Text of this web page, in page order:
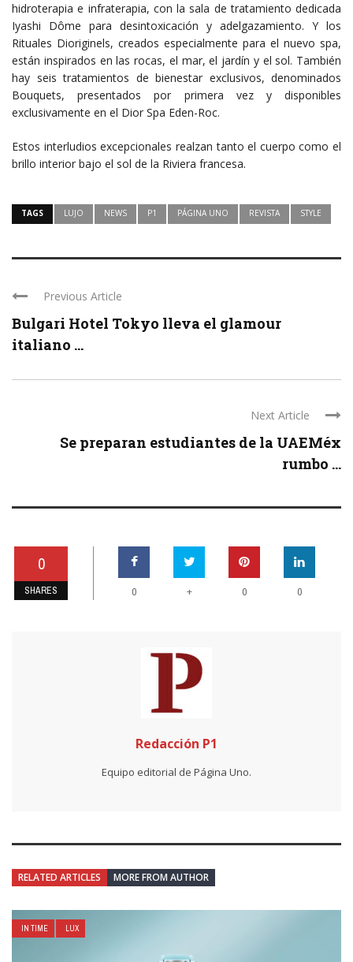
hidroterapia e infraterapia, con la sala de tratamiento dedicada
Iyashi Dôme para desintoxicación y adelgazamiento. Y los
Rituales Dioriginels, creados especialmente para el nuevo spa,
están inspirados en las rocas, el mar, el jardín y el sol. También
hay seis tratamientos de bienestar exclusivos, denominados
Bouquets, presentados por primera vez y disponibles
exclusivamente en el Dior Spa Eden-Roc.
Estos interludios excepcionales realzan tanto el cuerpo como el
brillo interior bajo el sol de la Riviera francesa.
TAGS LUJO NEWS P1 PÁGINA UNO REVISTA STYLE
Previous Article
Bulgari Hotel Tokyo lleva el glamour
italiano ...
Next Article
Se preparan estudiantes de la UAEMéx
rumbo ...
0
SHARES 0 + 0 0
Redacción P1
Equipo editorial de Página Uno.
RELATED ARTICLES MORE FROM AUTHOR
IN TIME LUX